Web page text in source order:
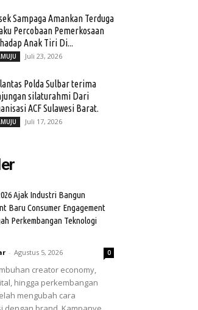
Sampaga Amankan Terduga
Percobaan Pemerkosaan
Anak Tiri Di...
Juli 23, 2026
Polda Sulbar terima
silaturahmi Dari
ACF Sulawesi Barat.
Juli 17, 2026
Ajak Industri Bangun
Baru Consumer Engagement
Perkembangan Teknologi
- Agustus 5, 2026 0
creator economy,
hingga perkembangan
mengubah cara